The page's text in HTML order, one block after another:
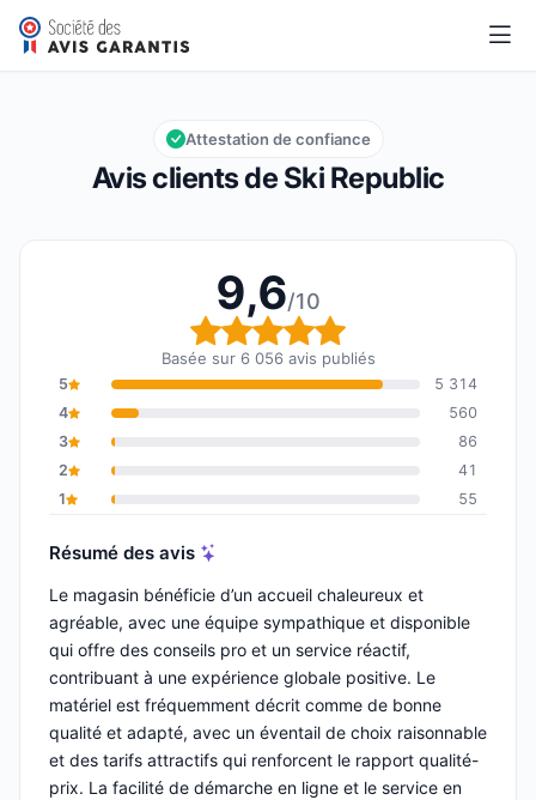
Ski Republic
Note globale : 9,6 sur 10
9,6/10
Avis clients de Ski Republic
Attestation de confiance
9,6/10
Note globale : 9,6 sur
Basée sur 6 056 avis publiés
5
5 314
4
560
3
86
2
41
1
55
Résumé des avis
Le magasin bénéficie d’un accueil chaleureux et
agréable, avec une équipe sympathique et disponible
qui offre des conseils pro et un service réactif,
contribuant à une expérience globale positive. Le
matériel est fréquemment décrit comme de bonne
qualité et adapté, avec un éventail de choix raisonnable
et des tarifs attractifs qui renforcent le rapport qualité-
prix. La facilité de démarche en ligne et le service en